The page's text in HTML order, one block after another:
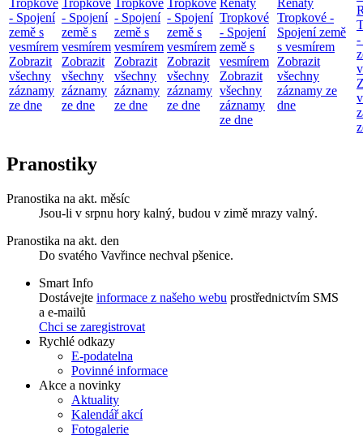
Tropkové
- Spojení
země s
vesmírem
Zobrazit
všechny
záznamy
ze dne
Tropkové
- Spojení
země s
vesmírem
Zobrazit
všechny
záznamy
ze dne
Tropkové
- Spojení
země s
vesmírem
Zobrazit
všechny
záznamy
ze dne
Tropkové
- Spojení
země s
vesmírem
Zobrazit
všechny
záznamy
ze dne
Renáty
Tropkové
- Spojení
země s
vesmírem
Zobrazit
všechny
záznamy
ze dne
Renáty
Tropkové -
Spojení země
s vesmírem
Zobrazit
všechny
záznamy ze
dne
-
Pranostiky
Pranostika na akt. měsíc
Jsou-li v srpnu hory kalný, budou v zimě mrazy valný.
Pranostika na akt. den
Do svatého Vavřince nechval pšenice.
Smart Info
Dostávejte informace z našeho webu prostřednictvím SMS
a e-mailů
Chci se zaregistrovat
Rychlé odkazy
E-podatelna
Povinné informace
Akce a novinky
Aktuality
Kalendář akcí
Fotogalerie